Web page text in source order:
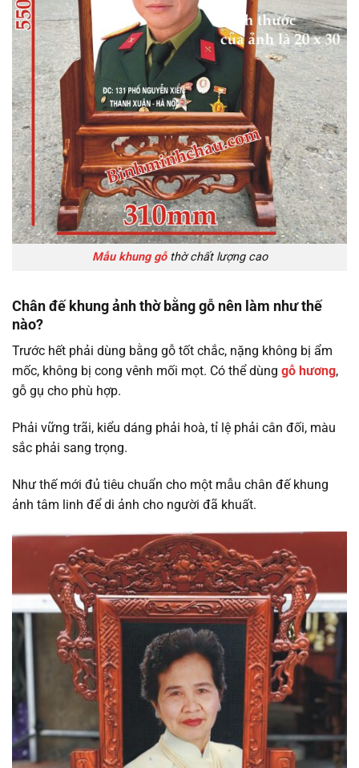
Mẫu khung gỗthờ chất lượng cao
Chân đế khung ảnh thờ bằng gỗ nên làm như thế
nào?
Trước hết phải dùng bằng gỗ tốt chắc, nặng không bị ẩm
mốc, không bị cong vênh mối mọt. Có thể dùng gỗ hương,
gỗ gụ cho phù hợp.
Phải vững trãi, kiểu dáng phải hoà, tỉ lệ phải cân đối, màu
sắc phải sang trọng.
Như thế mới đủ tiêu chuẩn cho một mẫu chân đế khung
ảnh tâm linh để di ảnh cho người đã khuất.